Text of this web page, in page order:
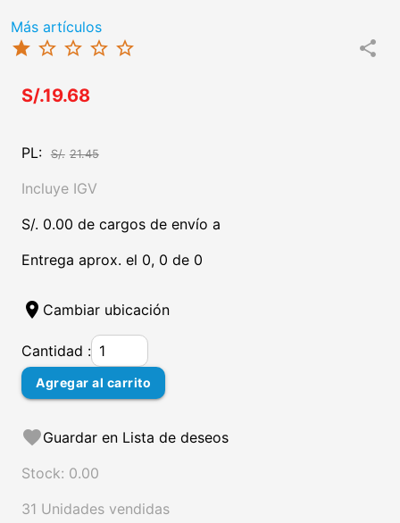
Más artículos
star star_border star_border star_border star_border share
S/.19.68
PL: S/. 21.45
Incluye IGV
S/. 0.00 de cargos de envío a
Entrega aprox. el 0, 0 de 0
location_on Cambiar ubicación
Cantidad :
Agregar al carrito
favoriteGuardar en Lista de deseos
Stock: 0.00
31 Unidades vendidas